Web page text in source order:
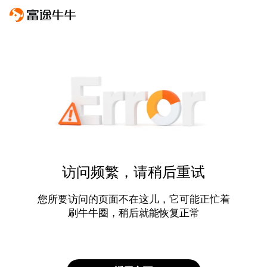
访问频繁，请稍后重试
您所要访问的页面不在这儿，它可能正忙着
刷牛牛圈，稍后就能恢复正常